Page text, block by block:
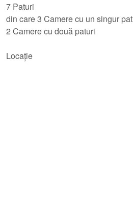
7 Paturi
din care 3 Camere cu un singur pat
2 Camere cu două paturi
Locație